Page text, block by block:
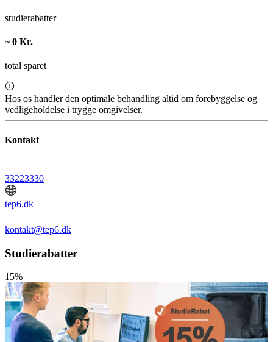
studierabatter
~ 0 Kr.
total sparet
Hos os handler den optimale behandling altid om forebyggelse og
vedligeholdelse i trygge omgivelser.
Kontakt
33223330
tep6.dk
kontakt@tep6.dk
Studierabatter
15%